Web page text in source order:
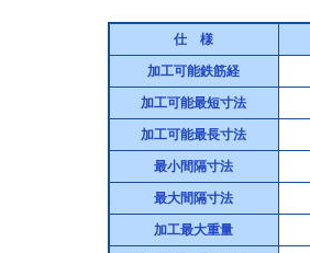
仕 様
加工可能鉄筋経
加工可能最短寸法
加工可能最長寸法
最小間隔寸法
最大間隔寸法
加工最大重量